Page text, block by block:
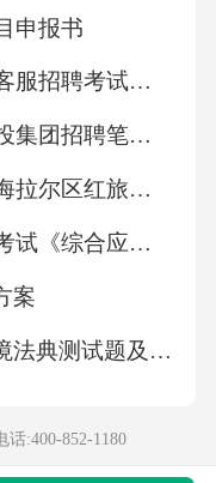
＝555是先算
据周长的定义：
周长，然后对
长=长+宽+中间
+中间的曲线部
答案为：C。
5份，然后阴影
义的算式是。
申报书
2026年乡镇自来水抄表客服招聘考试笔试试题（含答案）
2025年福州市鼓楼区城投集团招聘笔试历年参考题库（含答案详解）
2026内蒙古呼伦贝尔市海拉尔区红旅文化旅游开发有限责任公司下属四家子公司招聘23人考试参考题库及答案详解
2026年山东事业编统考考试《综合应用能力》真题及答案解析
案
中华人民共和国生态环境法典测试题及答案
话:400-852-1180